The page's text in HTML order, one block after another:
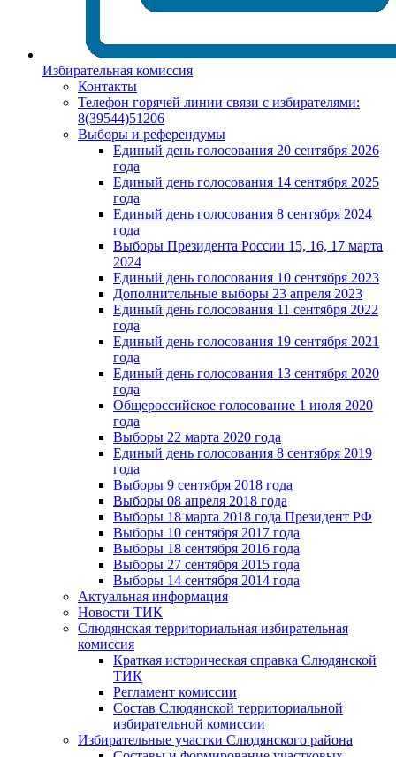
Избирательная комиссия
Контакты
Телефон горячей линии связи с избирателями:
8(39544)51206
Выборы и референдумы
Единый день голосования 20 сентября 2026
года
Единый день голосования 14 сентября 2025
года
Единый день голосования 8 сентября 2024
года
Выборы Президента России 15, 16, 17 марта
2024
Единый день голосования 10 сентября 2023
Дополнительные выборы 23 апреля 2023
Единый день голосования 11 сентября 2022
года
Единый день голосования 19 сентября 2021
года
Единый день голосования 13 сентября 2020
года
Общероссийское голосование 1 июля 2020
года
Выборы 22 марта 2020 года
Единый день голосования 8 сентября 2019
года
Выборы 9 сентября 2018 года
Выборы 08 апреля 2018 года
Выборы 18 марта 2018 года Президент РФ
Выборы 10 сентября 2017 года
Выборы 18 сентября 2016 года
Выборы 27 сентября 2015 года
Выборы 14 сентября 2014 года
Актуальная информация
Новости ТИК
Слюдянская территориальная избирательная
комиссия
Краткая историческая справка Слюдянской
ТИК
Регламент комиссии
Состав Слюдянской территориальной
избирательной комиссии
Избирательные участки Слюдянского района